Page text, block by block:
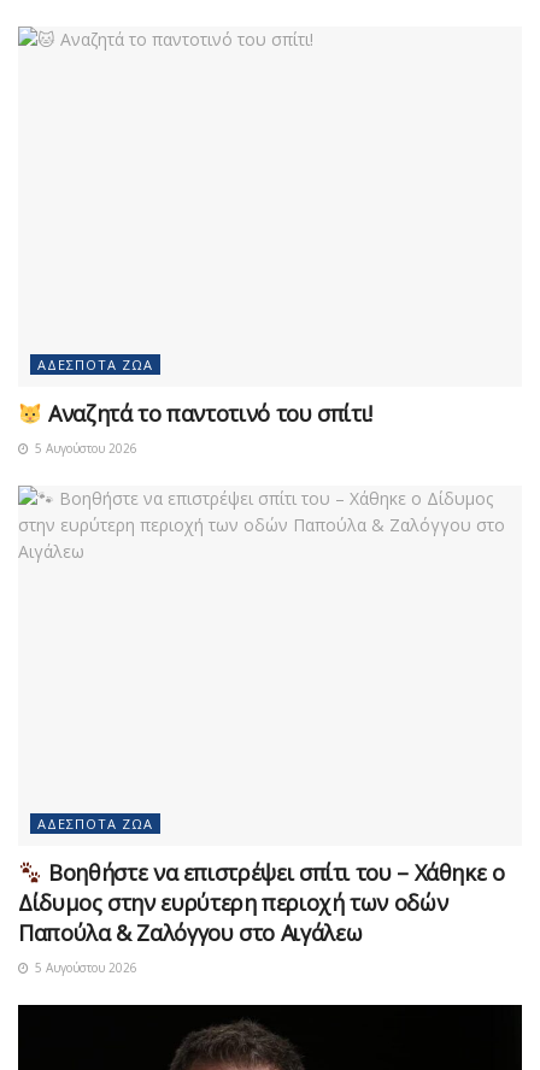
ΑΔΈΣΠΟΤΑ ΖΏΑ
Αναζητά το παντοτινό του σπίτι!
5 Αυγούστου 2026
ΑΔΈΣΠΟΤΑ ΖΏΑ
Βοηθήστε να επιστρέψει σπίτι του – Χάθηκε ο
Δίδυμος στην ευρύτερη περιοχή των οδών
Παπούλα & Ζαλόγγου στο Αιγάλεω
5 Αυγούστου 2026